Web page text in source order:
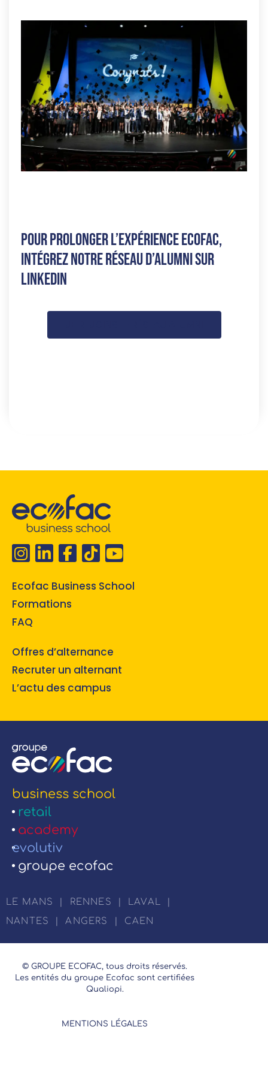
Pour prolonger l’expérience Ecofac,
intégrez notre réseau d’Alumni sur
LinkedIn
Ecofac Business School
Formations
FAQ
Offres d’alternance
Recruter un alternant
L’actu des campus
business school
retail
academy
evolutiv
groupe ecofac
LE MANS RENNES LAVAL
NANTES
ANGERS CAEN
© GROUPE ECOFAC, tous droits réservés.
Les entités du groupe Ecofac sont certifiées
Qualiopi.
MENTIONS LÉGALES